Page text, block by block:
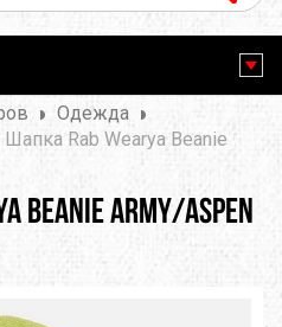
Одежда
Шапка Rab Wearya Beanie
Beanie Army/Aspen